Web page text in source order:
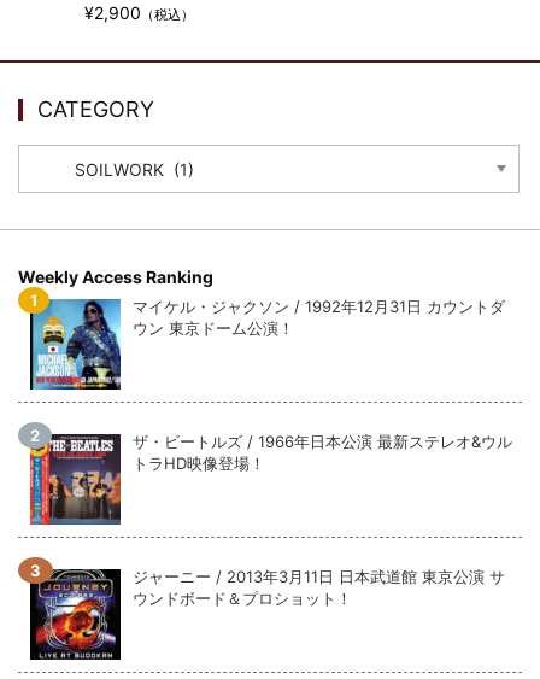
ウォーニング / 2024年4月22日 英リーズ公演 超高音質
*NEW RELEASE (最新約3ヶ月)
2024.6.24
収録！
*NEW RELEASE (最新約3ヶ月)
2024.6.24
リアム・ギャラガー / 2024年6月3日 カーディフ公演 IEM/AUD 完
全収録！
*NEW RELEASE (最新約3ヶ月)
2024.6.24
*NEW RELEASE (最新約3ヶ月)
マネスキン / 2024年6月9日 ドイツ ROCK AM RING 公演 FHD 完
全収録！
*NEW RELEASE (最新約3ヶ月)
リアム・ギャラガー / 2024年6月1日 英国シェフィールド公演 完
全収録！
*NEW RELEASE (最新約3ヶ月)
2024.6.9
メガデス / 2023年8月4日 ドイツ W.O.A. 公演 FHD 完全収録！
*NEW RELEASE (最新約3ヶ月)
ユーライア・ヒープ / 2023年8月3日 ドイツ W.O.A. 公演 FHD 完
全収録！
*NEW RELEASE (最新約3ヶ月)
2024.6.9
ジャーニー / 1979年5月8+9日 コロラド州 2公演 SBD 完全収録！
¥2,900 （税込）
CATEGORY
Weekly Access Ranking
マイケル・ジャクソン / 1992年12月31日 カウントダ
ウン 東京ドーム公演！
ザ・ビートルズ / 1966年日本公演 最新ステレオ&ウル
トラHD映像登場！
ジャーニー / 2013年3月11日 日本武道館 東京公演 サ
ウンドボード＆プロショット！